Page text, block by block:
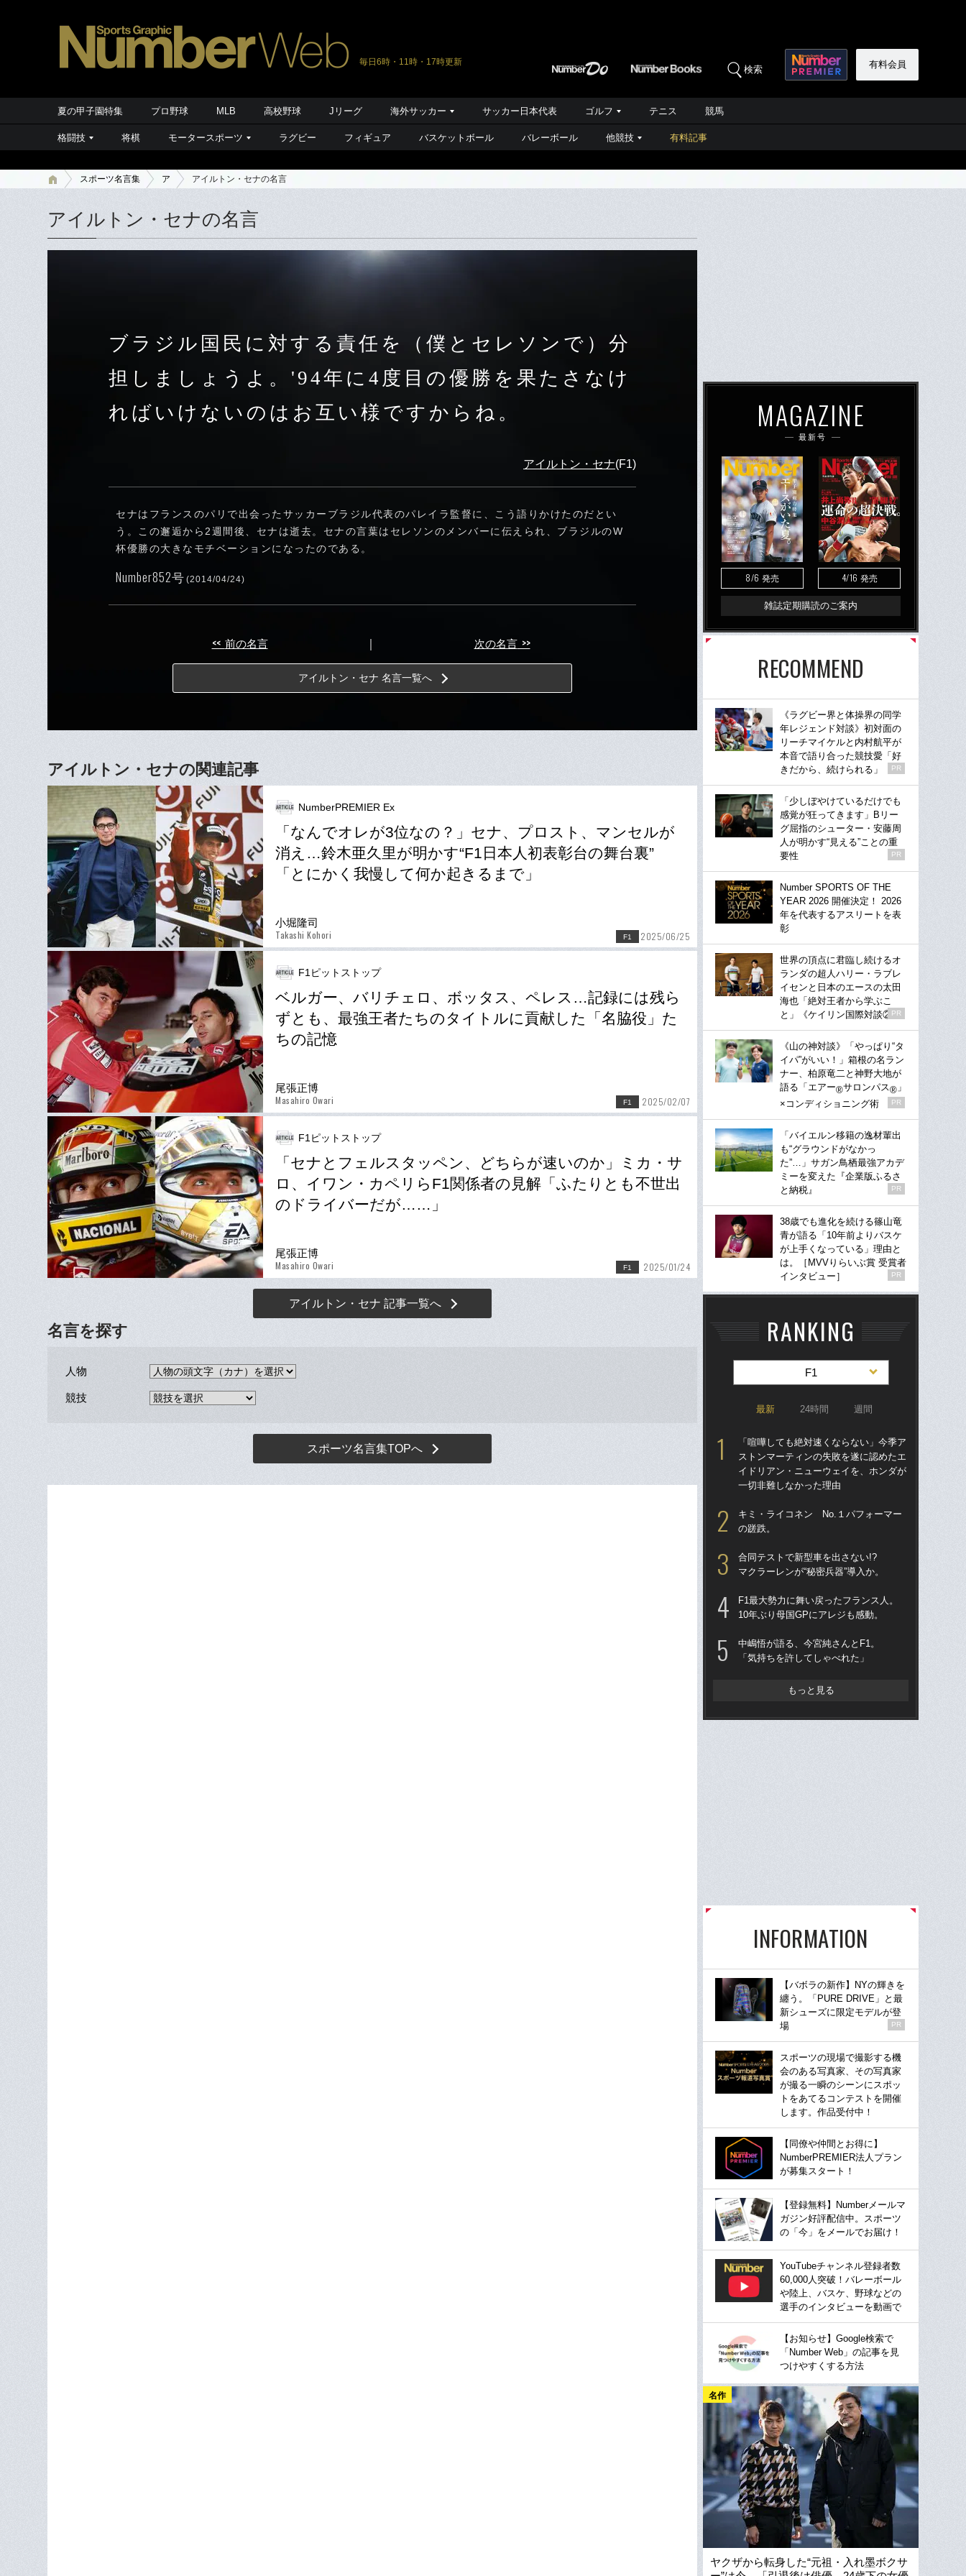
毎日6時・11時・17時更新
検索 有料会員
夏の甲子園特集 プロ野球 MLB 高校野球 Jリーグ 海外サッカー サッカー日本代表 ゴルフ テニス 競馬
格闘技 将棋 モータースポーツ ラグビー フィギュア バスケットボール バレーボール 他競技 有料記事
スポーツ名言集 ア アイルトン・セナの名言
アイルトン・セナの名言
ブラジル国民に対する責任を（僕とセレソンで）分
担しましょうよ。'94年に4度目の優勝を果たさなけ
ればいけないのはお互い様ですからね。
アイルトン・セナ(F1)
セナはフランスのパリで出会ったサッカーブラジル代表のパレイラ監督に、こう語りかけたのだとい
う。この邂逅から2週間後、セナは逝去。セナの言葉はセレソンのメンバーに伝えられ、ブラジルのW
杯優勝の大きなモチベーションになったのである。
Number852号 (2014/04/24)
<< 前の名言 次の名言>>
アイルトン・セナ 名言一覧へ
アイルトン・セナの関連記事
NumberPREMIER Ex
「なんでオレが3位なの？」セナ、プロスト、マンセルが
消え…鈴木亜久里が明かす“F1日本人初表彰台の舞台裏”
「とにかく我慢して何か起きるまで」
小堀隆司
Takashi Kohori F1 2025/06/25
F1ピットストップ
ベルガー、バリチェロ、ボッタス、ペレス…記録には残ら
ずとも、最強王者たちのタイトルに貢献した「名脇役」た
ちの記憶
尾張正博
Masahiro Owari F1 2025/02/07
F1ピットストップ
「セナとフェルスタッペン、どちらが速いのか」ミカ・サ
ロ、イワン・カペリらF1関係者の見解「ふたりとも不世出
のドライバーだが……」
尾張正博
Masahiro Owari F1 2025/01/24
アイルトン・セナ 記事一覧へ
名言を探す
人物
競技
スポーツ名言集TOPへ
MAGAZINE
最新号
8/6 発売 4/16 発売
雑誌定期購読のご案内
RECOMMEND
《ラグビー界と体操界の同学
年レジェンド対談》初対面の
リーチマイケルと内村航平が
本音で語り合った競技愛「好
きだから、続けられる」
PR
「少しぼやけているだけでも
感覚が狂ってきます」Bリー
グ屈指のシューター・安藤周
人が明かす“見える”ことの重
要性
PR
Number SPORTS OF THE
YEAR 2026 開催決定！ 2026
年を代表するアスリートを表
彰
世界の頂点に君臨し続けるオ
ランダの超人ハリー・ラブレ
イセンと日本のエースの太田
海也「絶対王者から学ぶこ
と」《ケイリン国際対談②》
PR
《山の神対談》「やっぱり“タ
イパ”がいい！」箱根の名ラン
ナー、柏原竜二と神野大地が
語る「エアー®サロンパス® 」
×コンディショニング術
PR
「バイエルン移籍の逸材輩出
も“グラウンドがなかっ
た”…」サガン鳥栖最強アカデ
ミーを変えた『企業版ふるさ
と納税』
PR
38歳でも進化を続ける篠山竜
青が語る「10年前よりバスケ
が上手くなっている」理由と
は。［MVVりらいぶ賞 受賞者
インタビュー］
PR
RANKING
F1
最新 24時間 週間
「喧嘩しても絶対速くならない」今季ア
ストンマーティンの失敗を遂に認めたエ
イドリアン・ニューウェイを、ホンダが
一切非難しなかった理由
キミ・ライコネン No.１パフォーマー
の蹉跌。
合同テストで新型車を出さない!?
マクラーレンが“秘密兵器”導入か。
F1最大勢力に舞い戻ったフランス人。
10年ぶり母国GPにアレジも感動。
中嶋悟が語る、今宮純さんとF1。
「気持ちを許してしゃべれた」
もっと見る
INFORMATION
【バボラの新作】NYの輝きを
纏う。「PURE DRIVE」と最
新シューズに限定モデルが登
場
PR
スポーツの現場で撮影する機
会のある写真家、その写真家
が撮る一瞬のシーンにスポッ
トをあてるコンテストを開催
します。作品受付中！
【同僚や仲間とお得に】
NumberPREMIER法人プラン
が募集スタート！
【登録無料】Numberメールマ
ガジン好評配信中。スポーツ
の「今」をメールでお届け！
YouTubeチャンネル登録者数
60,000人突破！バレーボール
や陸上、バスケ、野球などの
選手のインタビューを動画で
【お知らせ】Google検索で
「Number Web」の記事を見
つけやすくする方法
名作
ヤクザから転身した“元祖・入れ墨ボクサ